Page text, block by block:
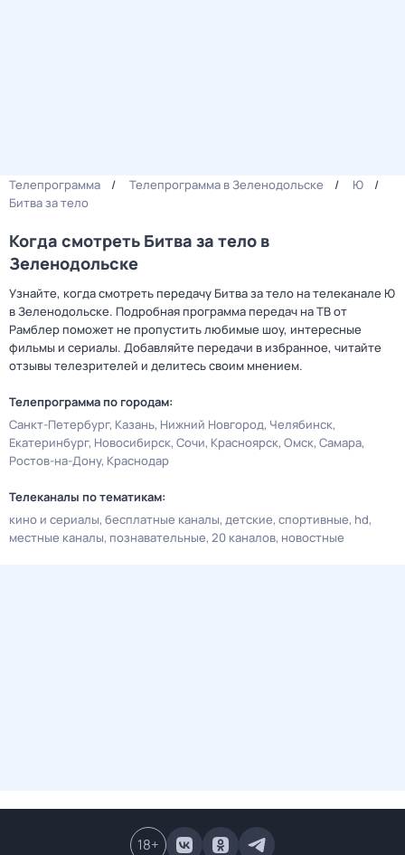
Телепрограмма Телепрограмма в Зеленодольске
Ю
Битва за тело
Когда смотреть Битва за тело в
Зеленодольске
Узнайте, когда смотреть передачу Битва за тело на телеканале Ю
в Зеленодольске. Подробная программа передач на ТВ от
Рамблер поможет не пропустить любимые шоу, интересные
фильмы и сериалы. Добавляйте передачи в избранное, читайте
отзывы телезрителей и делитесь своим мнением.
Телепрограмма по городам:
Санкт-Петербург Казань Нижний Новгород Челябинск
Екатеринбург Новосибирск Сочи Красноярск Омск Самара
Ростов-на-Дону Краснодар
Телеканалы по тематикам:
кино и сериалы бесплатные каналы детские спортивные hd
местные каналы познавательные 20 каналов новостные
18+